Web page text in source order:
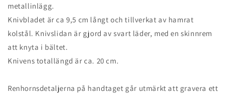
metallinlägg.
Knivbladet är ca 9,5 cm långt och tillverkat av hamrat
kolstål. Knivslidan är gjord av svart läder, med en skinnrem
att knyta i bältet.
Knivens totallängd är ca. 20 cm.
Renhornsdetaljerna på handtaget går utmärkt att gravera ett